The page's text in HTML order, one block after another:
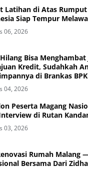
Latihan di Atas
Siap Tempur
06, 2026
Hilang Bisa
Kredit, Sudahkah
di Brankas
04, 2026
Peserta Magang
di Rutan
03, 2026
Rumah Malang
Bersama Dari